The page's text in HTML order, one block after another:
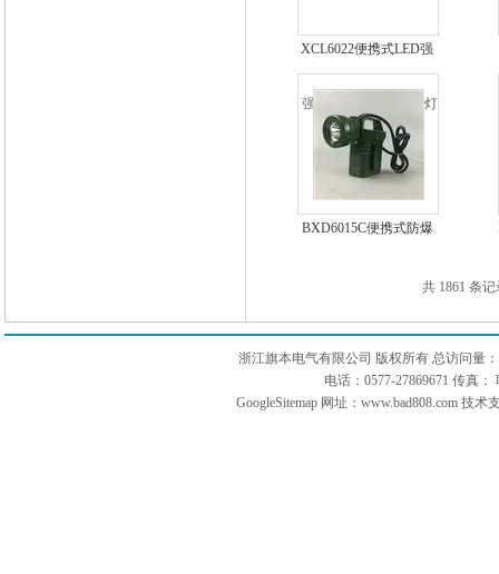
XCL6022便携式LED强
光工作灯,LED工作灯
BXD6015C便携式防爆
共 1861 条
浙江旗本电气有限公司 版权所有 总访问量：
电话：0577-27869671 传真
GoogleSitemap 网址：www.bad808.com 技